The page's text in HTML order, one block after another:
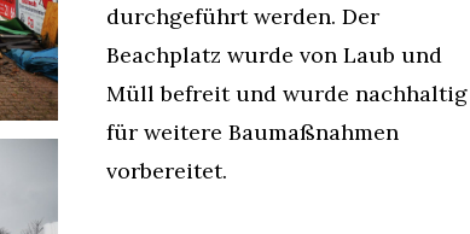
durchgeführt werden. Der
Beachplatz wurde von Laub und
Müll befreit und wurde nachhaltig
für weitere Baumaßnahmen
vorbereitet.